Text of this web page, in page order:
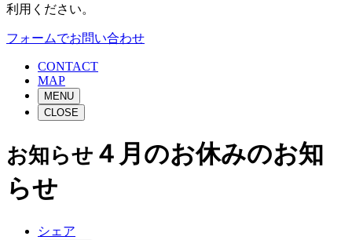
利用ください。
フォームでお問い合わせ
CONTACT
MAP
MENU
CLOSE
お知らせ ４月のお休みのお知
らせ
シェア